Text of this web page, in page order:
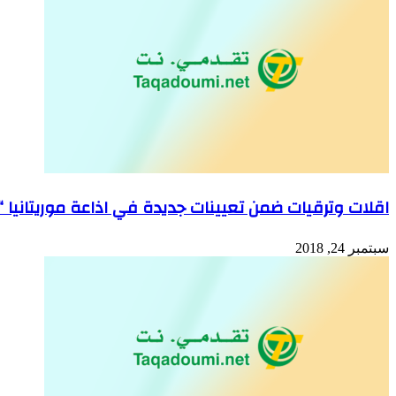
اقلات وترقيات ضمن تعيينات جديدة في اذاعة موريتانيا
سبتمبر 24, 2018